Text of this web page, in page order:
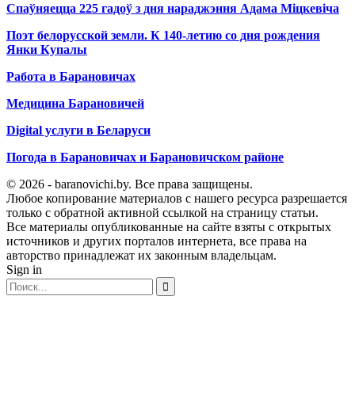
Спаўняецца 225 гадоў з дня нараджэння Адама Міцкевіча
Поэт белорусской земли. К 140-летию со дня рождения
Янки Купалы
Работа в Барановичах
Медицина Барановичей
Digital услуги в Беларуси
Погода в Барановичах и Барановичском районе
© 2026 - baranovichi.by. Все права защищены.
Любое копирование материалов с нашего ресурса разрешается
только с обратной активной ссылкой на страницу статьи.
Все материалы опубликованные на сайте взяты с открытых
источников и других порталов интернета, все права на
авторство принадлежат их законным владельцам.
Sign in